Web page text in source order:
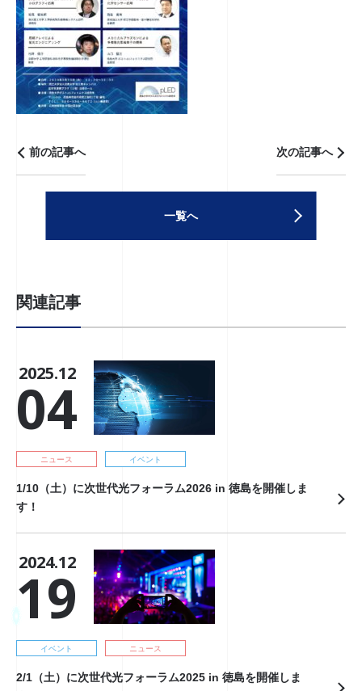
前の記事へ 次の記事へ
一覧へ
関連記事
2025.12
04
ニュース イベント
1/10（土）に次世代光フォーラム2026 in 徳島を開催しま
す！
2024.12
19
イベント ニュース
2/1（土）に次世代光フォーラム2025 in 徳島を開催しま